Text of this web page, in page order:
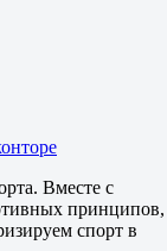
Вместе с
принципов,
спорт в